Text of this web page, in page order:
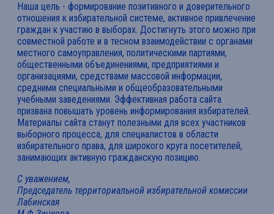
Наша цель - формирование позитивного и доверительного
отношения к избирательной системе, активное привлечение
граждан к участию в выборах. Достигнуть этого можно при
совместной работе и в тесном взаимодействии с органами
местного самоуправления, политическими партиями,
общественными объединениями, предприятиями и
организациями, средствами массовой информации,
средними специальными и общеобразовательными
учебными заведениями. Эффективная работа сайта
призвана повышать уровень информирования избирателей.
Материалы сайта станут полезными для всех участников
выборного процесса, для специалистов в области
избирательного права, для широкого круга посетителей,
занимающих активную гражданскую позицию.
С уважением,
Председатель территориальной избирательной комиссии
Лабинская